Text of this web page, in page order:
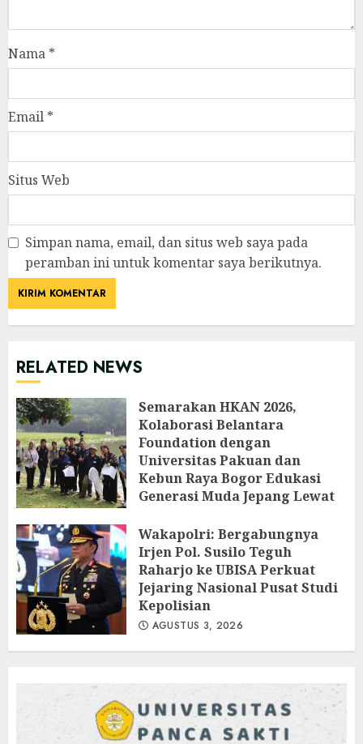
Nama *
Email *
Situs Web
Simpan nama, email, dan situs web saya pada
peramban ini untuk komentar saya berikutnya.
RELATED NEWS
Semarakan HKAN 2026,
Kolaborasi Belantara
Foundation dengan
Universitas Pakuan dan
Kebun Raya Bogor Edukasi
Generasi Muda Jepang Lewat
Kebun Raya Bogor
AGUSTUS 3, 2026
Wakapolri: Bergabungnya
Irjen Pol. Susilo Teguh
Raharjo ke UBISA Perkuat
Jejaring Nasional Pusat Studi
Kepolisian
AGUSTUS 3, 2026